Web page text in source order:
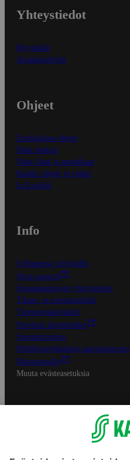
Yhteystiedot
Myymälät
Asiakaspalvelu
Ohjeet
Ensitilaajan ohjeet
Näin maksat
Näin tilaat ja muokkaat
Kaikki ohjeet ja vinkit
In English
Info
S-Business yrityksille
Oiva-raportit
Osuuskauppojen yhteystiedot
Tilaus- ja toimitusehdot
Tietosuojakäytäntö
Palvelun käyttöehdot
Saavutettavuus
Mobiilisovelluksen saavutettavuus
Mainostajalle
Muuta evästeasetuksia
S-ryhmän palvelut